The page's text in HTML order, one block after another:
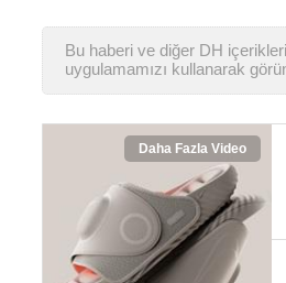
Bu haberi ve diğer DH
uygulamamızı kullanarak
Daha Fazla Video